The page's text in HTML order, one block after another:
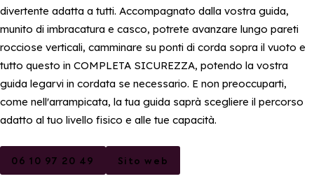
divertente adatta a tutti. Accompagnato dalla vostra guida,
munito di imbracatura e casco, potrete avanzare lungo pareti
rocciose verticali, camminare su ponti di corda sopra il vuoto e
tutto questo in COMPLETA SICUREZZA, potendo la vostra
guida legarvi in ​​cordata se necessario. E non preoccuparti,
come nell'arrampicata, la tua guida saprà scegliere il percorso
adatto al tuo livello fisico e alle tue capacità.
06 10 97 20 49 Sito web